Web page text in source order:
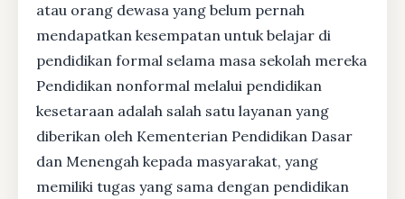
atau orang dewasa yang belum pernah
mendapatkan kesempatan untuk belajar di
pendidikan formal selama masa sekolah mereka
Pendidikan nonformal melalui pendidikan
kesetaraan adalah salah satu layanan yang
diberikan oleh Kementerian Pendidikan Dasar
dan Menengah kepada masyarakat, yang
memiliki tugas yang sama dengan pendidikan